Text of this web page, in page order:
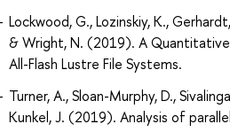
Lockwood, G., Lozinskiy, K.,
& Wright, N. (2019). A
All-Flash Lustre File Systems.
Turner, A., Sloan-Murphy, D.,
Kunkel, J. (2019). Analysis of